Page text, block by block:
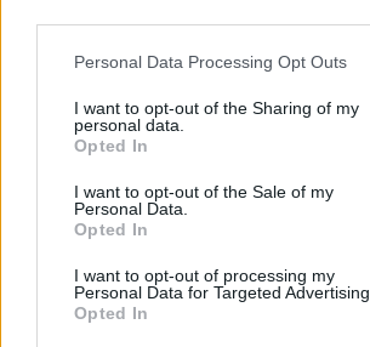
Personal Data Processing Opt Outs
I want to opt-out of the Sharing of my
personal data.
Opted In
I want to opt-out of the Sale of my
Personal Data.
Opted In
I want to opt-out of processing my
Personal Data for Targeted Advertising.
Opted In
08:51
κλείδωσε την 17χρονη πρώην του σε σπίτι